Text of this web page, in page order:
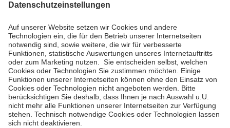
Impressum